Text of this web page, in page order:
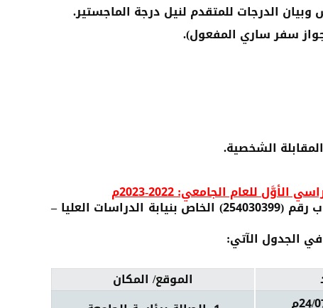
الدرجات للمتقدم لنيل درجة الماجستير.
سفر ساري المفعول).
الشخصية.
للعام الجامعي: 2022-2023م
رقم (254030399) الخاص بنيابة الدراسات العليا –
الجدول الآتي:
الموقع/ المكان